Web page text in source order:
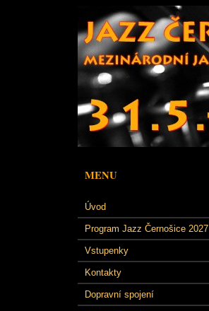
MENU
Úvod
Program Jazz Černošice 2027
Vstupenky
Kontakty
Dopravní spojení